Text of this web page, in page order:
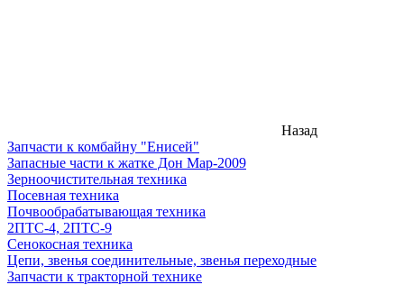
Назад
Запчасти к комбайну "Енисей"
Запасные части к жатке Дон Мар-2009
Зерноочистительная техника
Посевная техника
Почвообрабатывающая техника
2ПТС-4, 2ПТС-9
Сенокосная техника
Цепи, звенья соединительные, звенья переходные
Запчасти к тракторной технике